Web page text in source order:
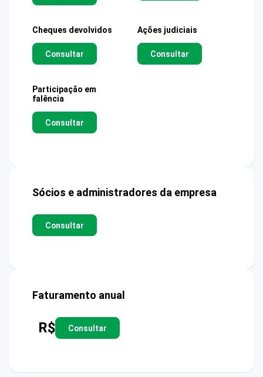
Cheques devolvidos
Consultar
Ações judiciais
Consultar
Participação em
falência
Consultar
Sócios e administradores da empresa
Consultar
Faturamento anual
R$ Consultar